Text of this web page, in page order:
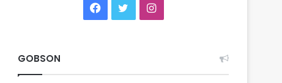
Facebook
TwitterInstagram
GOBSON